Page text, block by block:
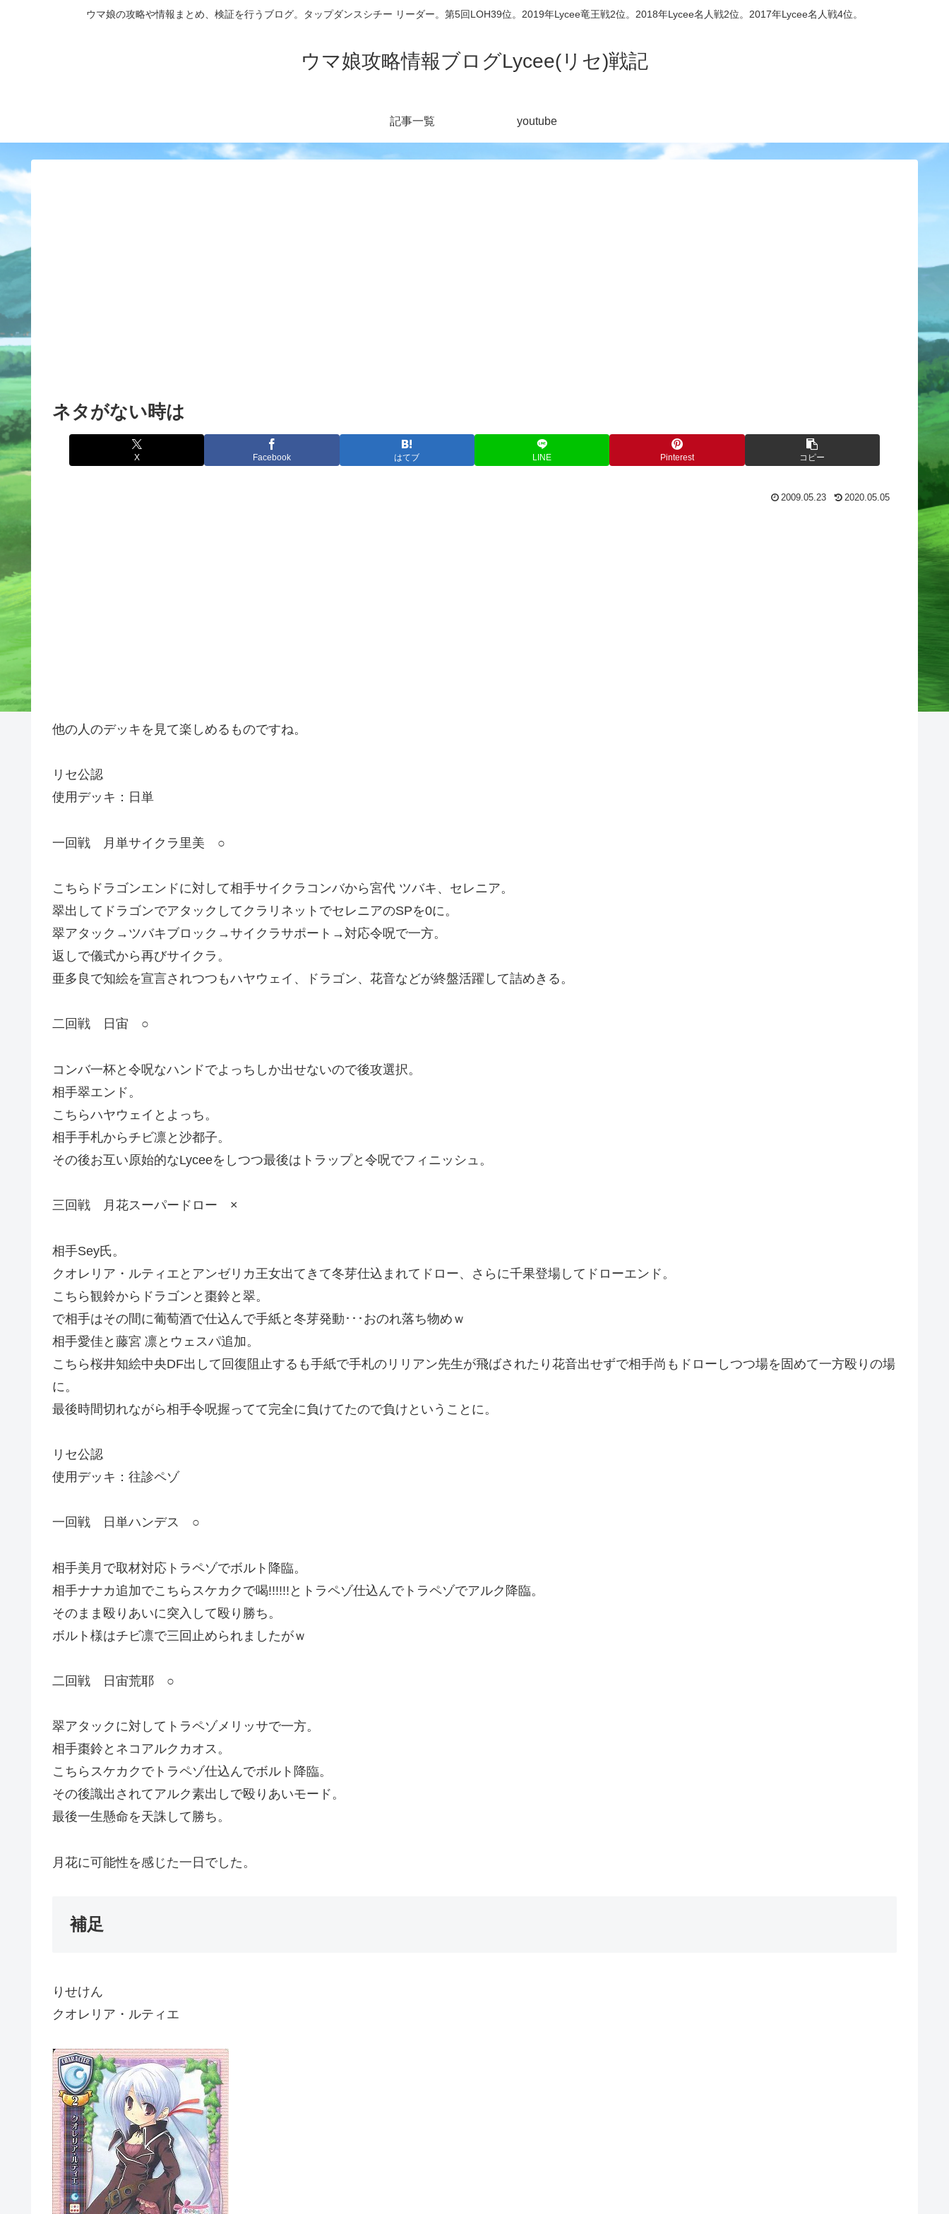
ウマ娘の攻略や情報まとめ、検証を行うブログ。タップダンスシチー リーダー。第5回LOH39位。2019年Lycee竜王戦2位。2018年Lycee名人戦2位。2017年Lycee名人戦4位。
ウマ娘攻略情報ブログLycee(リセ)戦記
記事一覧 youtube
ネタがない時は
X Facebook はてブ LINE Pinterest コピー
2009.05.23 2020.05.05
他の人のデッキを見て楽しめるものですね。
リセ公認
使用デッキ：日単
一回戦 月単サイクラ里美 ○
こちらドラゴンエンドに対して相手サイクラコンバから宮代 ツバキ、セレニア。
翠出してドラゴンでアタックしてクラリネットでセレニアのSPを0に。
翠アタック→ツバキブロック→サイクラサポート→対応令呪で一方。
返しで儀式から再びサイクラ。
亜多良で知絵を宣言されつつもハヤウェイ、ドラゴン、花音などが終盤活躍して詰めきる。
二回戦 日宙 ○
コンバ一杯と令呪なハンドでよっちしか出せないので後攻選択。
相手翠エンド。
こちらハヤウェイとよっち。
相手手札からチビ凛と沙都子。
その後お互い原始的なLyceeをしつつ最後はトラップと令呪でフィニッシュ。
三回戦 月花スーパードロー ×
相手Sey氏。
クオレリア・ルティエとアンゼリカ王女出てきて冬芽仕込まれてドロー、さらに千果登場してドローエンド。
こちら観鈴からドラゴンと棗鈴と翠。
で相手はその間に葡萄酒で仕込んで手紙と冬芽発動･･･おのれ落ち物めｗ
相手愛佳と藤宮 凛とウェスパ追加。
こちら桜井知絵中央DF出して回復阻止するも手紙で手札のリリアン先生が飛ばされたり花音出せずで相手尚もドローしつつ場を固めて一方殴りの場
に。
最後時間切れながら相手令呪握ってて完全に負けてたので負けということに。
リセ公認
使用デッキ：往診ペゾ
一回戦 日単ハンデス ○
相手美月で取材対応トラペゾでボルト降臨。
相手ナナカ追加でこちらスケカクで喝!!!!!!とトラペゾ仕込んでトラペゾでアルク降臨。
そのまま殴りあいに突入して殴り勝ち。
ボルト様はチビ凛で三回止められましたがｗ
二回戦 日宙荒耶 ○
翠アタックに対してトラペゾメリッサで一方。
相手棗鈴とネコアルクカオス。
こちらスケカクでトラペゾ仕込んでボルト降臨。
その後識出されてアルク素出しで殴りあいモード。
最後一生懸命を天誅して勝ち。
月花に可能性を感じた一日でした。
補足
りせけん
クオレリア・ルティエ